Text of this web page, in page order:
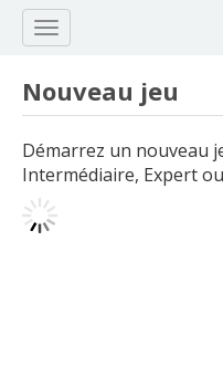
Nouveau jeu
Démarrez un nouveau
Intermédiaire, Expert